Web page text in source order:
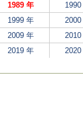
1989 年
1999 年
2000
2009 年
2010
2019 年
2020